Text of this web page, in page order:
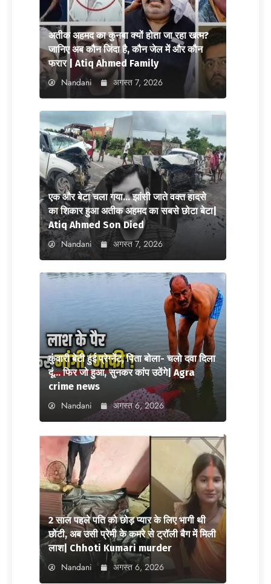
अतीक अहमद का कुनबा क्यों होता जा रहा खत्म?
जानिए अब कौन जिंदा है, कौन जेल में और कौन
फरार | Atiq Ahmed Family
Nandani अगस्त 7, 2026
एक और बेटा चला गया… झांसी जाते वक्त हादसे
का शिकार हुआ अतीक अहमद का सबसे छोटा बेटा|
Atiq Ahmed Son Died
Nandani अगस्त 7, 2026
कुंवारी बेटी हुई प्रेग्नेंट, पिता बोला- चलो दवा दिला
दूं… फिर जो हुआ, सुनकर कांप उठेंगे| Agra
crime news
Nandani अगस्त 6, 2026
2 साल पहले पति को छोड़ प्यार के लिए भागी थी
छोटी, अब उसी प्रेमी के कमरे से ट्रॉली बैग में मिली
लाश| Chhoti Kumari murder
Nandani अगस्त 6, 2026